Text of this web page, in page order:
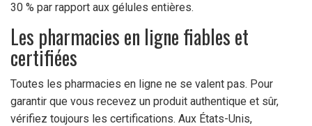
30 % par rapport aux gélules entières.
Les pharmacies en ligne fiables et
certifiées
Toutes les pharmacies en ligne ne se valent pas. Pour
garantir que vous recevez un produit authentique et sûr,
vérifiez toujours les certifications. Aux États-Unis,